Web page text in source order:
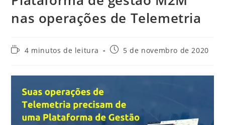
nas operações de Telemetria
4 minutos de leitura 5 de novembro de 2020